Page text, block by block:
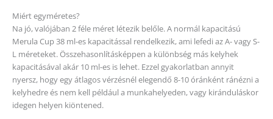
Miért egyméretes?
Na jó, valójában 2 féle méret létezik belőle. A normál kapacitású
Merula Cup 38 ml-es kapacitással rendelkezik, ami lefedi az A- vagy S-
L méreteket. Összehasonlításképpen a különbség más kelyhek
kapacitásával akár 10 ml-es is lehet. Ezzel gyakorlatban annyit
nyersz, hogy egy átlagos vérzésnél elegendő 8-10 óránként ránézni a
kelyhedre és nem kell például a munkahelyeden, vagy kiránduláskor
idegen helyen kiöntened.